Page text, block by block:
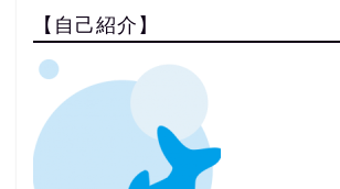
【自己紹介】